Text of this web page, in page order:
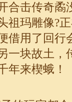
合击传奇矞
祖玛雕像?
借用了回行
一块故土，
年来楔蛾！